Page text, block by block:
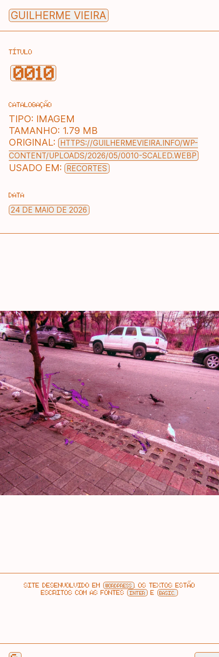
Skip
GUILHERME VIEIRA
TÍTULO
0010
CATALOGAÇÃO
TIPO: IMAGEM
TAMANHO: 1.79 MB
ORIGINAL: HTTPS://GUILHERMEVIEIRA.INFO/WP-
CONTENT/UPLOADS/2026/05/0010-SCALED.WEBP
USADO EM: RECORTES
DATA
24 DE MAIO DE 2026
SITE DESENVOLVIDO EM WORDPRESS . OS TEXTOS ESTÃO
ESCRITOS COM AS FONTES INTER E BASIC.